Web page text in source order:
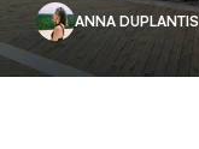
ANNA DUPLANTIS